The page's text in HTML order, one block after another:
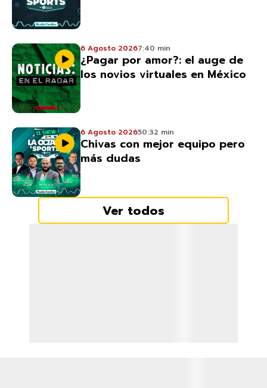
6 Agosto 20267:40 min
¿Pagar por amor?: el auge de
los novios virtuales en México
6 Agosto 202650:32 min
Chivas con mejor equipo pero
más dudas
Ver todos